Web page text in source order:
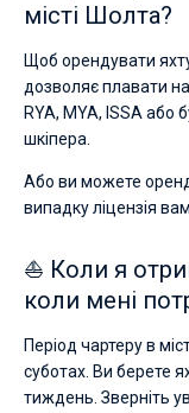
місті Шолта?
Щоб орендувати
дозволяє плавати на
RYA, MYA, ISSA або
шкіпера.
Або ви можете
випадку ліцензія
⛵ Коли я
коли мені
Період чартеру в
суботах. Ви берете
тиждень. Зверніть